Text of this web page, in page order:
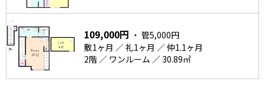
109,000円 ・ 管5,000円
敷1ヶ月 ／ 礼1ヶ月 ／ 仲1.1ヶ月
2階 ／ ワンルーム ／ 30.89㎡